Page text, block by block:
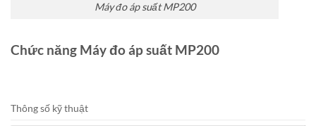
Máy đo áp suất MP200
Chức năng Máy đo áp suất MP200
Thông số kỹ thuật